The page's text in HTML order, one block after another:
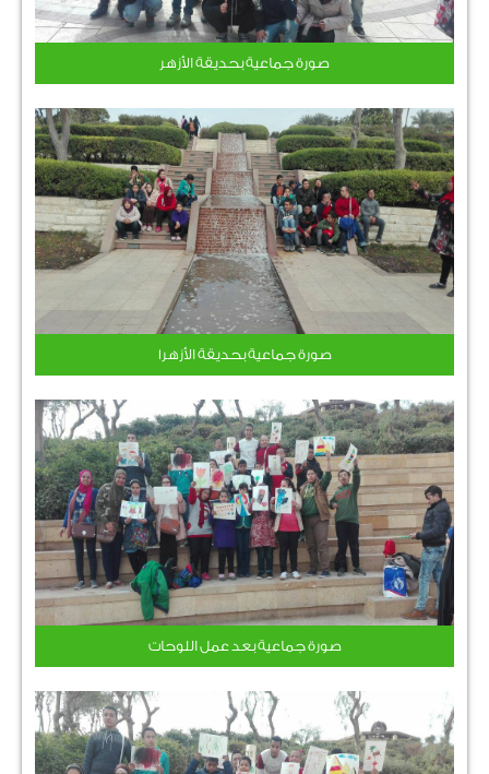
صورة جماعية بحديقة الأزهر
صورة جماعية بحديقة الأزهر1
صورة جماعية بعد عمل اللوحات